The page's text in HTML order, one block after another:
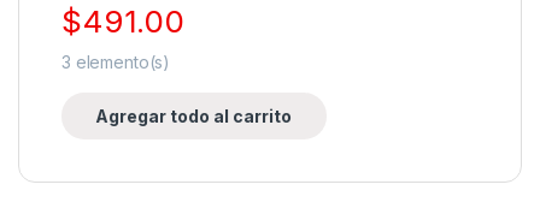
$491.00
3 elemento(s)
Agregar todo al carrito